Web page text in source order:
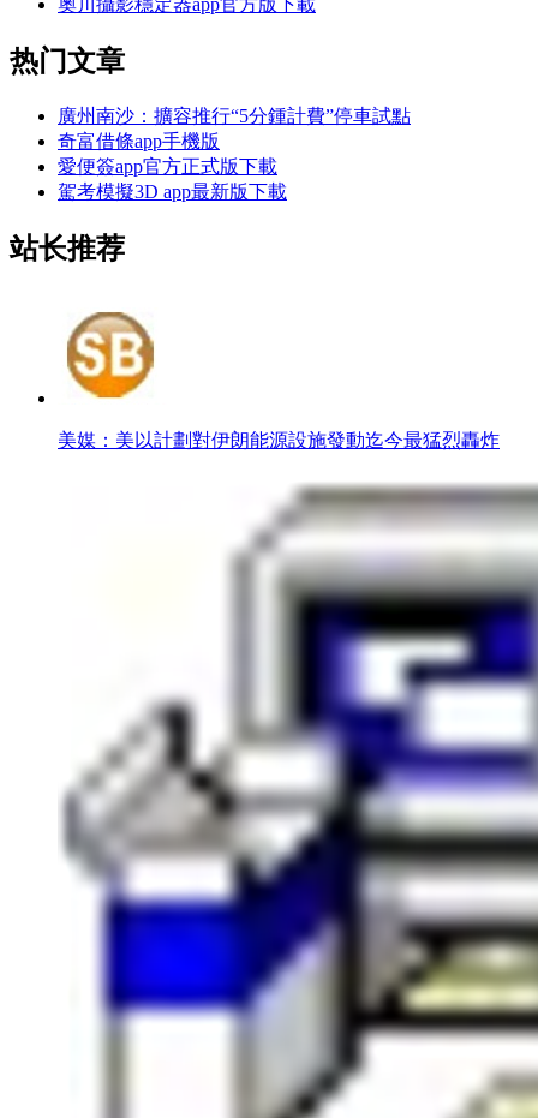
奧川攝影穩定器app官方版下載
热门文章
廣州南沙：擴容推行“5分鍾計費”停車試點
奇富借條app手機版
愛便簽app官方正式版下載
駕考模擬3D app最新版下載
站长推荐
美媒：美以計劃對伊朗能源設施發動迄今最猛烈轟炸